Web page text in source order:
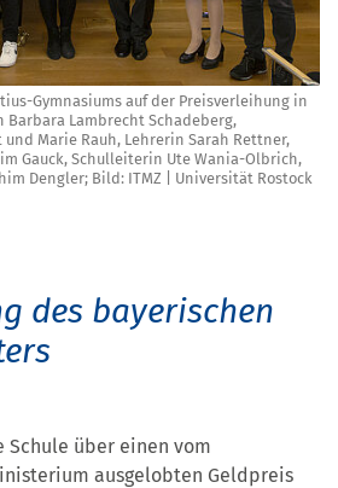
Gymnasiums auf der Preisverleihung in
Lambrecht Schadeberg,
Marie Rauh, Lehrerin Sarah Rettner,
Gauck, Schulleiterin Ute Wania-Olbrich,
Dengler; Bild: ITMZ | Universität Rostock
des bayerischen
über einen vom
ausgelobten Geldpreis